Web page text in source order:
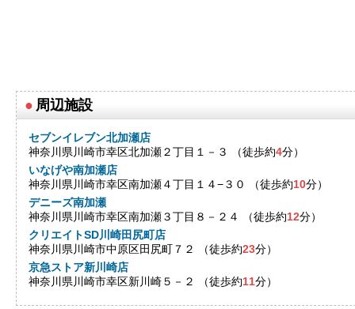
● 周辺施設
セブンイレブン北加瀬店
神奈川県川崎市幸区北加瀬２丁目１－３ （徒歩約4分）
いなげや南加瀬店
神奈川県川崎市幸区南加瀬４丁目１４−３０ （徒歩約10分）
デニーズ南加瀬
神奈川県川崎市幸区南加瀬３丁目８－２４ （徒歩約12分）
クリエイトSD川崎田尻町店
神奈川県川崎市中原区田尻町７２ （徒歩約23分）
京急ストア新川崎店
神奈川県川崎市幸区新川崎５－２ （徒歩約11分）